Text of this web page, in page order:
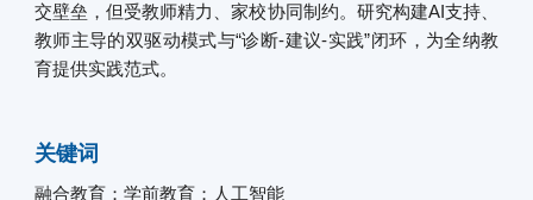
交壁垒，但受教师精力、家校协同制约。研究构建AI支持、
教师主导的双驱动模式与“诊断-建议-实践”闭环，为全纳教
育提供实践范式。
关键词
融合教育；学前教育；人工智能